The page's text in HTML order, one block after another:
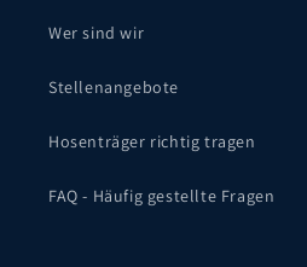
Wer sind wir
Stellenangebote
Hosenträger richtig tragen
FAQ - Häufig gestellte Fragen